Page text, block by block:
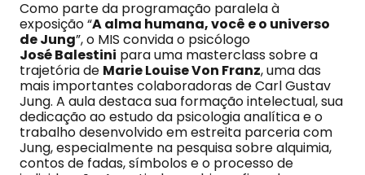
Como parte da programação paralela à
exposição “A alma humana, você e o universo
de Jung”, o MIS convida o psicólogo
José Balestini para uma masterclass sobre a
trajetória de Marie Louise Von Franz, uma das
mais importantes colaboradoras de Carl Gustav
Jung. A aula destaca sua formação intelectual, sua
dedicação ao estudo da psicologia analítica e o
trabalho desenvolvido em estreita parceria com
Jung, especialmente na pesquisa sobre alquimia,
contos de fadas, símbolos e o processo de